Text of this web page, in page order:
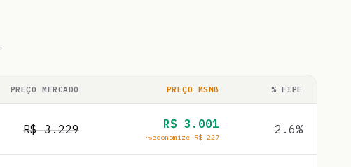
PREÇO MERCADO PREÇO MSMB % FIPE
R$3.229 R$ 3.001
economize R$ 227
2.6%